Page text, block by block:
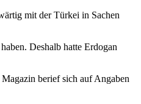
mit der Türkei in Sachen
Deshalb hatte Erdogan
berief sich auf Angaben